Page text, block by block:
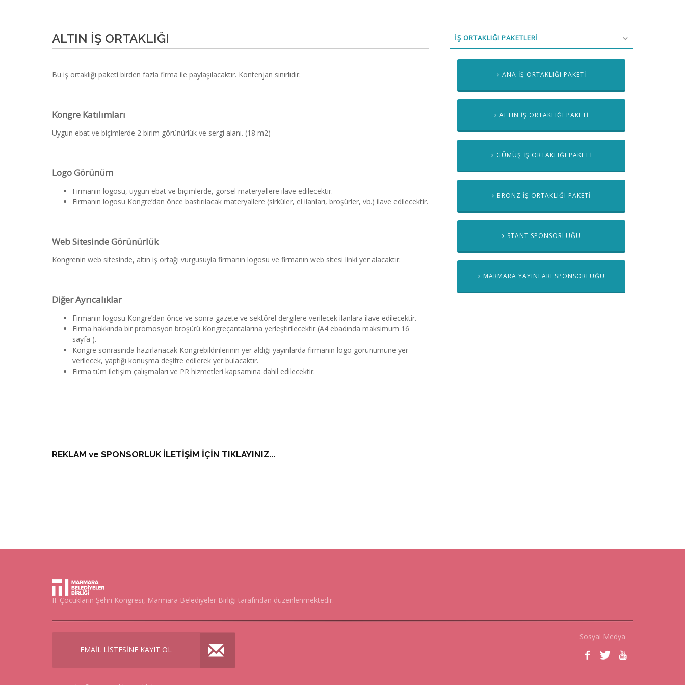
ALTIN İŞ ORTAKLIĞI
Bu iş ortaklığı paketi birden fazla firma ile paylaşılacaktır. Kontenjan sınırlıdır.
Kongre Katılımları
Uygun ebat ve biçimlerde 2 birim görünürlük ve sergi alanı. (18 m2)
Logo Görünüm
Firmanın logosu, uygun ebat ve biçimlerde, görsel materyallere ilave edilecektir.
Firmanın logosu Kongre’dan önce bastırılacak materyallere (sirküler, el ilanları, broşürler, vb.) ilave edilecektir.
Web Sitesinde Görünürlük
Kongrenin web sitesinde, altın iş ortağı vurgusuyla firmanın logosu ve firmanın web sitesi linki yer alacaktır.
Diğer Ayrıcalıklar
Firmanın logosu Kongre’dan önce ve sonra gazete ve sektörel dergilere verilecek ilanlara ilave edilecektir.
Firma hakkında bir promosyon broşürü Kongreçantalarına yerleştirilecektir (A4 ebadında maksimum 16
sayfa ).
Kongre sonrasında hazırlanacak Kongrebildirilerinin yer aldığı yayınlarda firmanın logo görünümüne yer
verilecek, yaptığı konuşma deşifre edilerek yer bulacaktır.
Firma tüm iletişim çalışmaları ve PR hizmetleri kapsamına dahil edilecektir.
REKLAM ve SPONSORLUK İLETİŞİM İÇİN TIKLAYINIZ...
İŞ ORTAKLIĞI PAKETLERİ
ANA İŞ ORTAKLIĞI PAKETİ
ALTIN İŞ ORTAKLIĞI PAKETİ
GÜMÜŞ İŞ ORTAKLIĞI PAKETİ
BRONZ İŞ ORTAKLIĞI PAKETİ
STANT SPONSORLUĞU
MARMARA YAYINLARI SPONSORLUĞU
II. Çocukların Şehri Kongresi, Marmara Belediyeler Birliği tarafından düzenlenmektedir.
EMAİL LİSTESİNE KAYIT OL
Sosyal Medya